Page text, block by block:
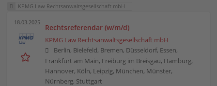
KPMG Law Rechtsanwaltsgesellschaft mbH
18.03.2025
Rechtsreferendar (w/m/d)
KPMG Law Rechtsanwaltsgesellschaft mbH
Berlin, Bielefeld, Bremen, Düsseldorf, Essen,
Frankfurt am Main, Freiburg im Breisgau, Hamburg,
Hannover, Köln, Leipzig, München, Münster,
Nürnberg, Stuttgart